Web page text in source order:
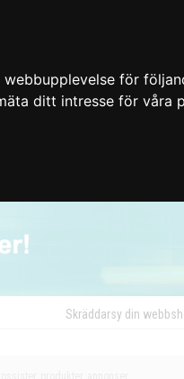
för
ditt intresse för våra
Skräddarsy din